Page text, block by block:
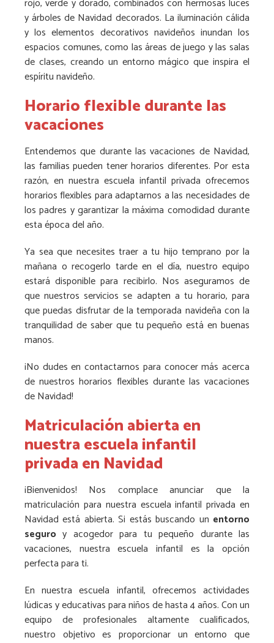
rojo, verde y dorado, combinados con hermosas luces
y árboles de Navidad decorados. La iluminación cálida
y los elementos decorativos navideños inundan los
espacios comunes, como las áreas de juego y las salas
de clases, creando un entorno mágico que inspira el
espíritu navideño.
Horario flexible durante las
vacaciones
Entendemos que durante las vacaciones de Navidad,
las familias pueden tener horarios diferentes. Por esta
razón, en nuestra escuela infantil privada ofrecemos
horarios flexibles para adaptarnos a las necesidades de
los padres y garantizar la máxima comodidad durante
esta época del año.
Ya sea que necesites traer a tu hijo temprano por la
mañana o recogerlo tarde en el día, nuestro equipo
estará disponible para recibirlo. Nos aseguramos de
que nuestros servicios se adapten a tu horario, para
que puedas disfrutar de la temporada navideña con la
tranquilidad de saber que tu pequeño está en buenas
manos.
¡No dudes en contactarnos para conocer más acerca
de nuestros horarios flexibles durante las vacaciones
de Navidad!
Matriculación abierta en
nuestra escuela infantil
privada en Navidad
¡Bienvenidos! Nos complace anunciar que la
matriculación para nuestra escuela infantil privada en
Navidad está abierta. Si estás buscando un entorno
seguro y acogedor para tu pequeño durante las
vacaciones, nuestra escuela infantil es la opción
perfecta para ti.
En nuestra escuela infantil, ofrecemos actividades
lúdicas y educativas para niños de hasta 4 años. Con un
equipo de profesionales altamente cualificados,
nuestro objetivo es proporcionar un entorno que